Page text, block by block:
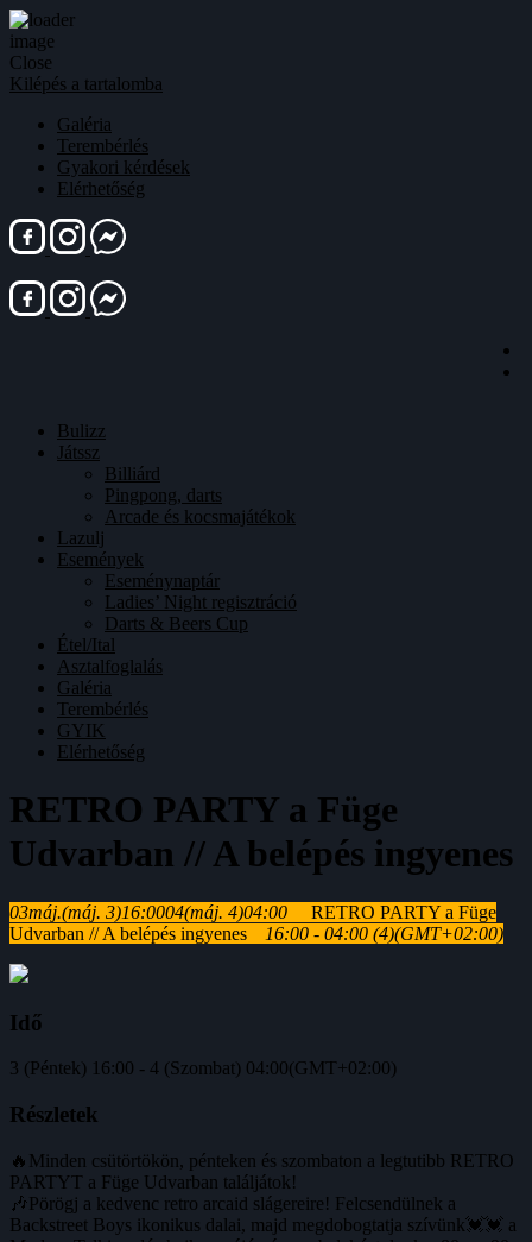
Close
Kilépés a tartalomba
Galéria
Terembérlés
Gyakori kérdések
Elérhetőség
Bulizz
Játssz
Billiárd
Pingpong, darts
Arcade és kocsmajátékok
Lazulj
Események
Eseménynaptár
Ladies’ Night regisztráció
Darts & Beers Cup
Étel/Ital
Asztalfoglalás
Galéria
Terembérlés
GYIK
Elérhetőség
RETRO PARTY a Füge
Udvarban // A belépés ingyenes
03máj.(máj. 3)16:0004(máj. 4)04:00
RETRO PARTY a Füge
Udvarban // A belépés ingyenes
16:00 - 04:00 (4)(GMT+02:00)
Idő
3 (Péntek) 16:00 - 4 (Szombat) 04:00(GMT+02:00)
Részletek
🔥Minden csütörtökön, pénteken és szombaton a legtutibb RETRO
PARTYT a Füge Udvarban találjátok!
🎶Pörögj a kedvenc retro arcaid slágereire! Felcsendülnek a
Backstreet Boys ikonikus dalai, majd megdobogtatja szívünk💓💓 a